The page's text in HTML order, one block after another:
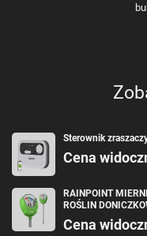
Sterownik
Cena
RAINPOINT
ROŚLIN
Cena